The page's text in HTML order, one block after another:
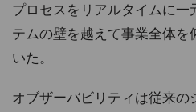
プロセスをリアルタイムに一
テムの壁を越えて事業全体を
いた。
オブザーバビリティは従来の